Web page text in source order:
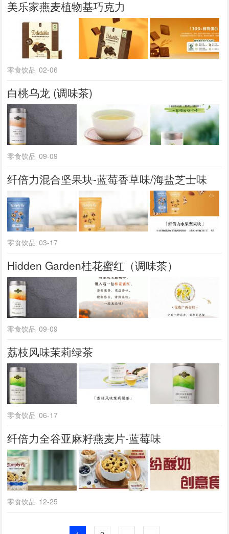
美乐家燕麦植物基巧克力
零食饮品 02-06
白桃乌龙 (调味茶)
零食饮品 09-09
纤倍力混合坚果块-蓝莓香草味/海盐芝士味
零食饮品 03-17
Hidden Garden桂花蜜红（调味茶）
零食饮品 09-09
荔枝风味茉莉绿茶
零食饮品 06-17
纤倍力全谷亚麻籽燕麦片-蓝莓味
零食饮品 12-25